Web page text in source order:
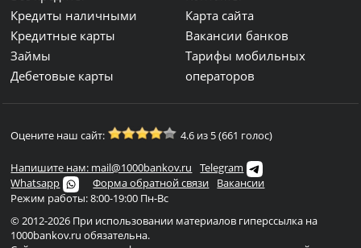
Кредиты наличными
Кредитные карты
Займы
Дебетовые карты
Карта сайта
Вакансии банков
Тарифы мобильных
операторов
Оцените наш сайт: 4.6 из 5 (661 голос)
Напишите нам: mail@1000bankov.ru
Telegram
Whatsapp
Форма обратной связи
Вакансии
Режим работы: 8:00-19:00 Пн-Вс
© 2012-2026 При использовании материалов гиперссылка на
1000bankov.ru обязательна.